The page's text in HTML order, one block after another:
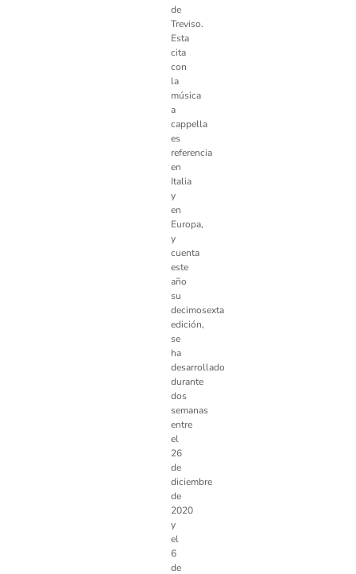
de
Treviso.
Esta
cita
con
la
música
a
cappella
es
referencia
en
Italia
y
en
Europa,
y
cuenta
este
año
su
decimosexta
edición,
se
ha
desarrollado
durante
dos
semanas
entre
el
26
de
diciembre
de
2020
y
el
6
de